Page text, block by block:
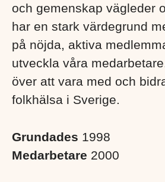
och gemenskap vägleder
har en stark värdegrund
på nöjda, aktiva
utveckla våra
över att vara med och
folkhälsa i Sverige. ​
Grundades 1998
Medarbetare 2000